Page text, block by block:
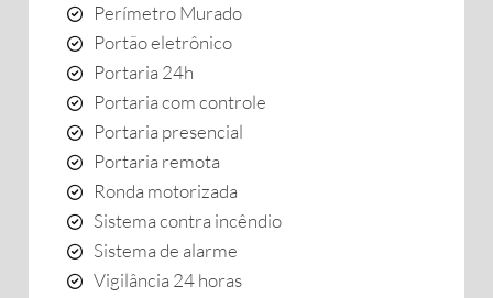
Perímetro Murado
Portão eletrônico
Portaria 24h
Portaria com controle
Portaria presencial
Portaria remota
Ronda motorizada
Sistema contra incêndio
Sistema de alarme
Vigilância 24 horas